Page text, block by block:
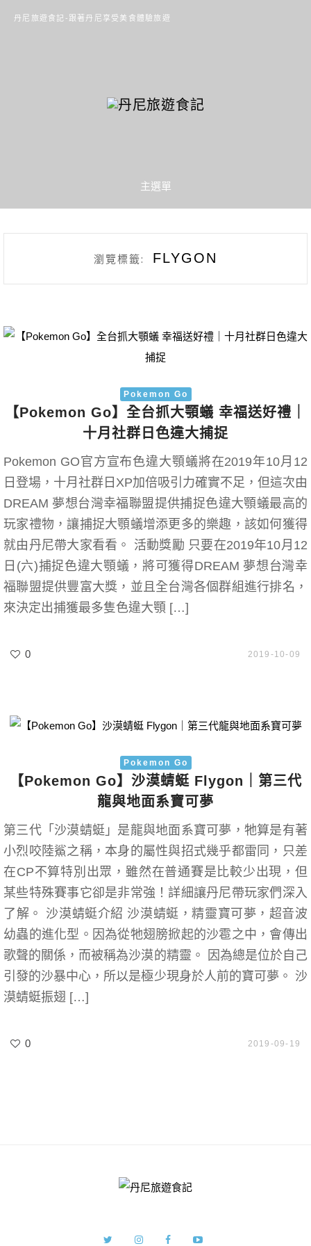
丹尼旅遊食記-跟著丹尼享受美食體驗旅遊
主選單
瀏覽標籤: FLYGON
Pokemon Go
【Pokemon Go】全台抓大顎蟻 幸福送好禮｜
十月社群日色違大捕捉
Pokemon GO官方宣布色違大顎蟻將在2019年10月12
日登場，十月社群日XP加倍吸引力確實不足，但這次由
DREAM 夢想台灣幸福聯盟提供捕捉色違大顎蟻最高的
玩家禮物，讓捕捉大顎蟻增添更多的樂趣，該如何獲得
就由丹尼帶大家看看。 活動獎勵 只要在2019年10月12
日(六)捕捉色違大顎蟻，將可獲得DREAM 夢想台灣幸
福聯盟提供豐富大獎，並且全台灣各個群組進行排名，
來決定出捕獲最多隻色違大顎 […]
0 2019-10-09
Pokemon Go
【Pokemon Go】沙漠蜻蜓 Flygon｜第三代
龍與地面系寶可夢
第三代「沙漠蜻蜓」是龍與地面系寶可夢，牠算是有著
小烈咬陸鯊之稱，本身的屬性與招式幾乎都雷同，只差
在CP不算特別出眾，雖然在普通賽是比較少出現，但
某些特殊賽事它卻是非常強！詳細讓丹尼帶玩家們深入
了解。 沙漠蜻蜓介紹 沙漠蜻蜓，精靈寶可夢，超音波
幼蟲的進化型。因為從牠翅膀掀起的沙雹之中，會傳出
歌聲的關係，而被稱為沙漠的精靈。 因為總是位於自己
引發的沙暴中心，所以是極少現身於人前的寶可夢。 沙
漠蜻蜓振翅 […]
0 2019-09-19